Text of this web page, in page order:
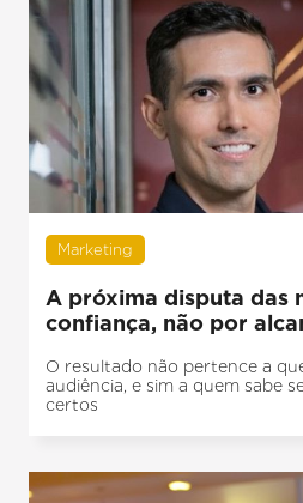
Marketing
A próxima disputa das
confiança, não por
O resultado não pertence a
audiência, e sim a quem sabe
certos